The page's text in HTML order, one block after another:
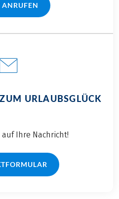
ANRUFEN
(LINK ÖFFNET IN NEUEM TAB)
URLAUBSGLÜCK
Ihre Nachricht!